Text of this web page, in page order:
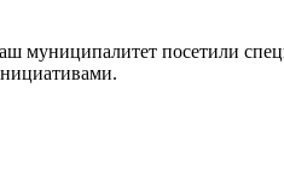
муниципалитет посетили